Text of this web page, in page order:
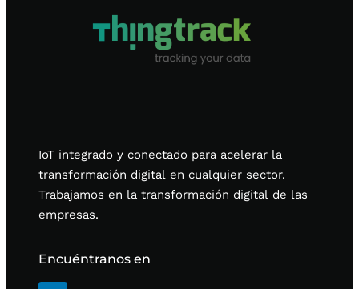
IoT integrado y conectado para acelerar la
transformación digital en cualquier sector.
Trabajamos en la transformación digital de las
empresas.
Encuéntranos en